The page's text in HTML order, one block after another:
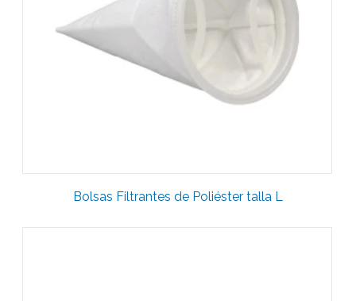
Bolsas Filtrantes de Poliéster talla L